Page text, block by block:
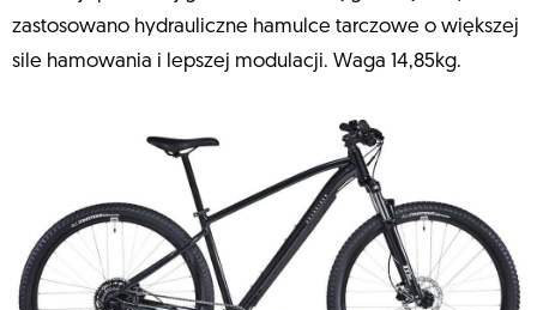
zastosowano hydrauliczne hamulce tarczowe o większej
sile hamowania i lepszej modulacji. Waga 14,85kg.